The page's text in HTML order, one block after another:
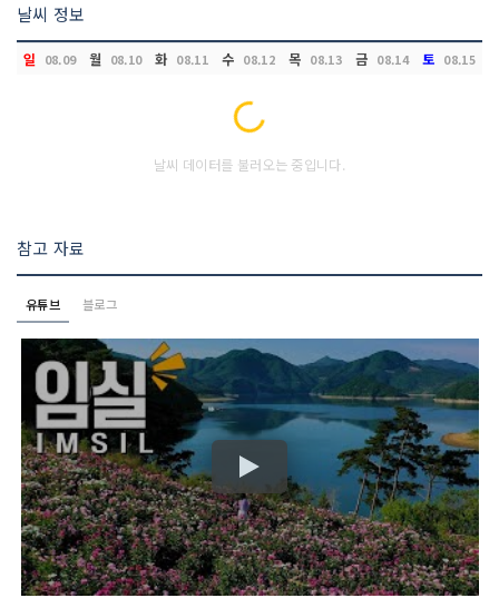
날씨 정보
일 08.09 월 08.10 화 08.11 수 08.12 목 08.13 금 08.14 토 08.15
Loading...
날씨 데이터를 불러오는 중입니다.
참고 자료
유튜브 블로그